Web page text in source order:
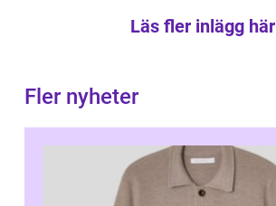
Läs fler inlägg här
Fler nyheter